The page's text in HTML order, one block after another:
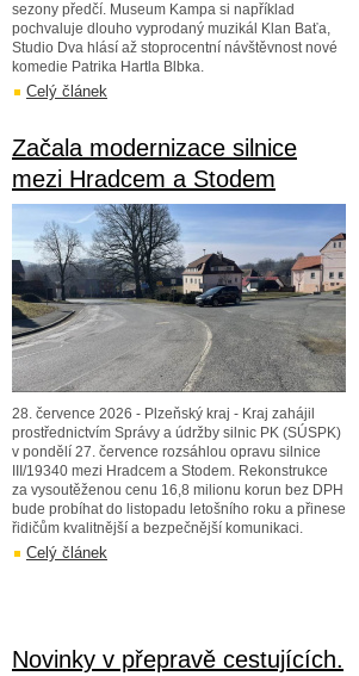
sezony předčí. Museum Kampa si například
pochvaluje dlouho vyprodaný muzikál Klan Baťa,
Studio Dva hlásí až stoprocentní návštěvnost nové
komedie Patrika Hartla Blbka.
Celý článek
Začala modernizace silnice
mezi Hradcem a Stodem
28. července 2026 - Plzeňský kraj - Kraj zahájil
prostřednictvím Správy a údržby silnic PK (SÚSPK)
v pondělí 27. července rozsáhlou opravu silnice
III/19340 mezi Hradcem a Stodem. Rekonstrukce
za vysoutěženou cenu 16,8 milionu korun bez DPH
bude probíhat do listopadu letošního roku a přinese
řidičům kvalitnější a bezpečnější komunikaci.
Celý článek
Novinky v přepravě cestujících.